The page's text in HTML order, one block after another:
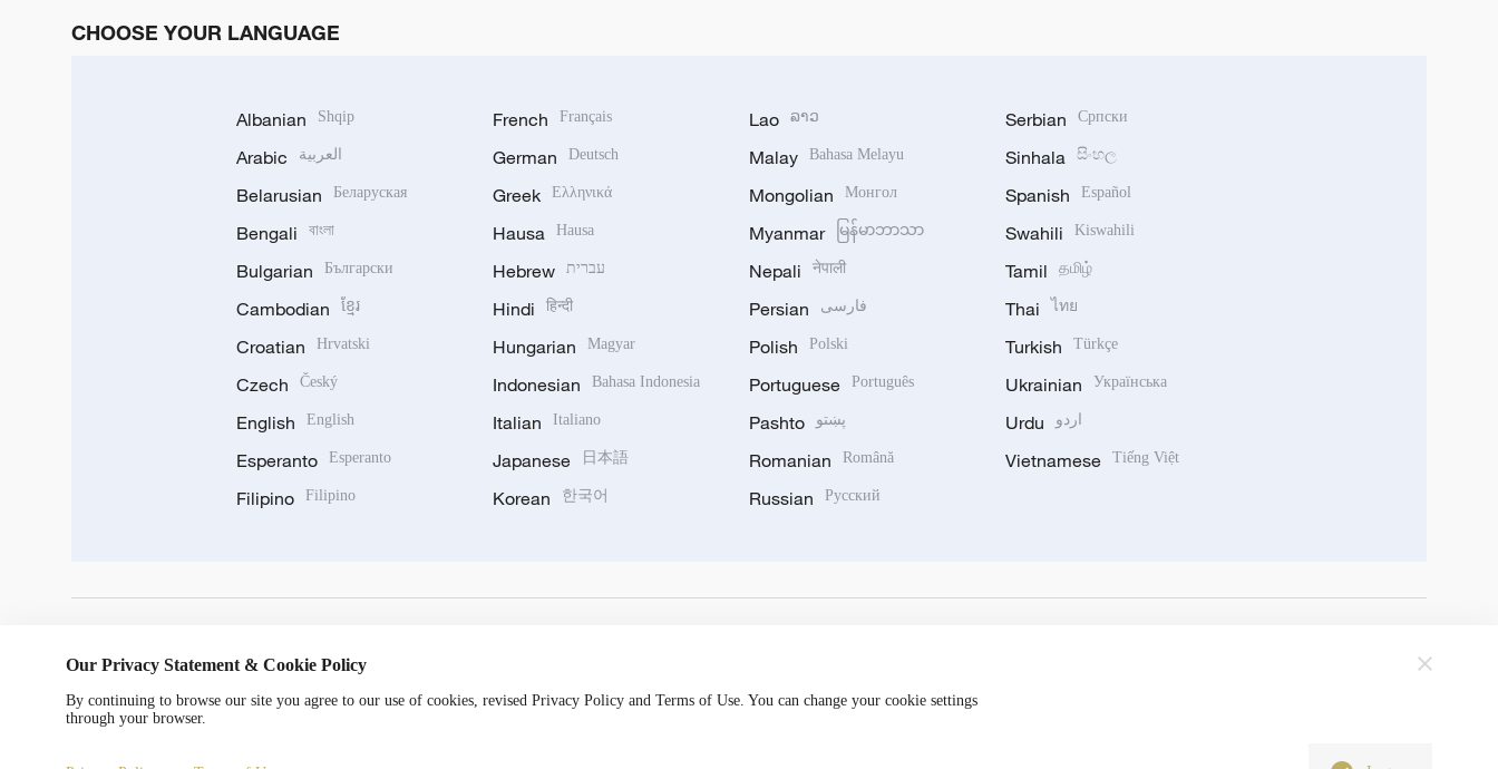
CHOOSE YOUR LANGUAGE
Albanian Shqip
Arabic العربية
Belarusian Беларуская
Bengali বাংলা
Bulgarian Български
Cambodian ខ្មែរ
Croatian Hrvatski
Czech Český
English English
Esperanto Esperanto
Filipino Filipino
French Français
German Deutsch
Greek Ελληνικά
Hausa Hausa
Hebrew עברית
Hindi हिन्दी
Hungarian Magyar
Indonesian Bahasa Indonesia
Italian Italiano
Japanese 日本語
Korean 한국어
Lao ລາວ
Malay Bahasa Melayu
Mongolian Монгол
Myanmar မြန်မာဘာသာ
Nepali नेपाली
Persian فارسی
Polish Polski
Portuguese Português
Pashto پښتو
Romanian Română
Russian Русский
Serbian Српски
Sinhala සිංහල
Spanish Español
Swahili Kiswahili
Tamil தமிழ்
Thai ไทย
Turkish Türkçe
Ukrainian Українська
Urdu اردو
Vietnamese Tiếng Việt
Our Privacy Statement & Cookie Policy
By continuing to browse our site you agree to our use of cookies, revised Privacy Policy and Terms of Use. You can change your cookie settings
through your browser.